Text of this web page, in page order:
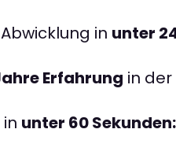
in unter
Erfahrung in
unter 60 Sekunden: